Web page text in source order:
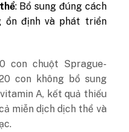
: Bổ sung đúng cách
ổn định và phát triển
con chuột Sprague-
con không bổ sung
A, kết quả thiếu
miễn dịch dịch thể và